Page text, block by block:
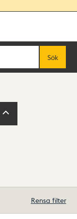
Sök
Rensa filter